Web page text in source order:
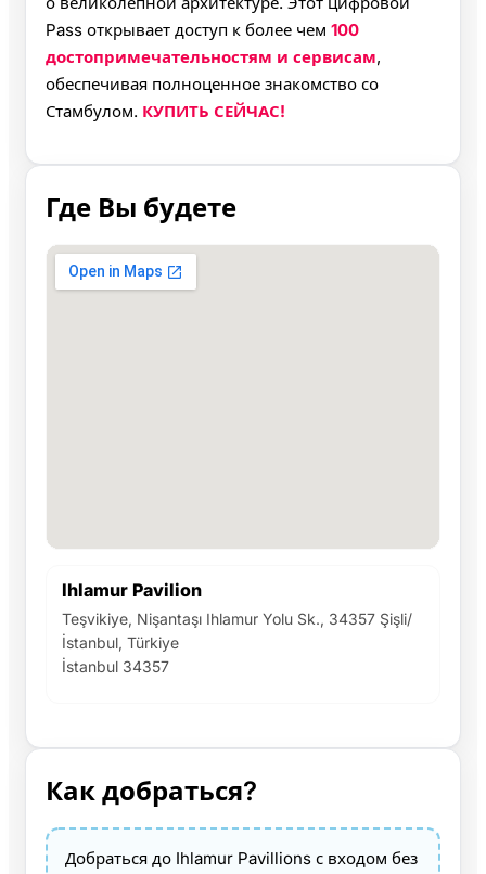
Pass открывает доступ к более чем 100
достопримечательностям и сервисам,
обеспечивая полноценное знакомство со
Стамбулом. КУПИТЬ СЕЙЧАС!
Где Вы будете
Ihlamur Pavilion
Teşvikiye, Nişantaşı Ihlamur Yolu Sk., 34357 Şişli/
İstanbul, Türkiye
İstanbul 34357
Как добраться?
Добраться до Ihlamur Pavillions с входом без